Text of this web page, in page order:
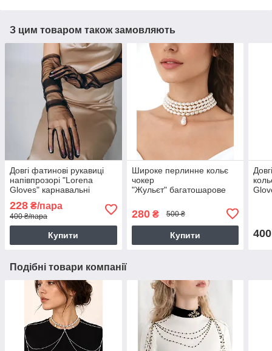
З цим товаром також замовляють
Довгі фатинові рукавиці
напівпрозорі "Lorena
Gloves" карнавальні
228 ₴/пара
400 ₴/пара
Купити
Широке перлинне кольє
чокер
"Жульєт" багатошарове
280₴ 500 ₴
Купити 400
Подібні товари компанії